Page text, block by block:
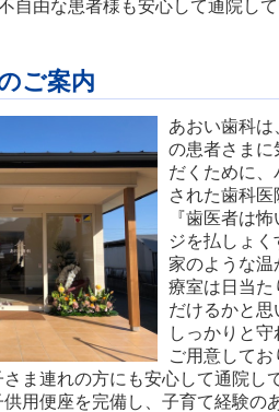
自由な患者様も安心して通院し
ご案内
あおい歯科は
の患者さまに
だくために
された歯科医
『歯医者は
ジを払しょ
家のような温
療室は日当た
だけるかと
しっかりと
ご用意してお
ま連れの方にも安心して通院し
用便座を完備し、子育て経験の